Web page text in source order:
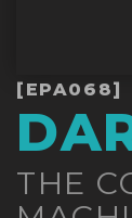
[EPA068]
THE